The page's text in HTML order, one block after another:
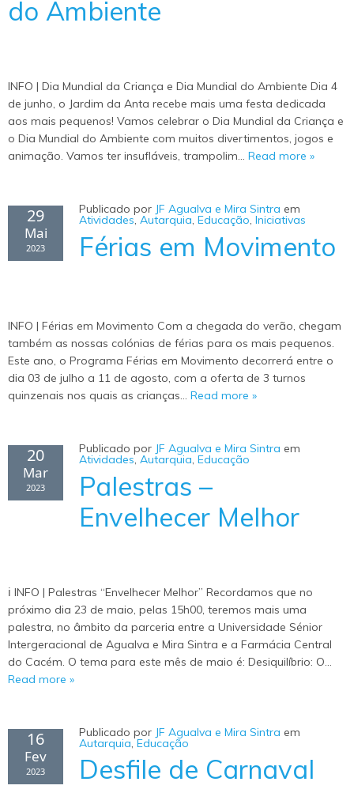
do Ambiente
INFO | Dia Mundial da Criança e Dia Mundial do Ambiente Dia 4
de junho, o Jardim da Anta recebe mais uma festa dedicada
aos mais pequenos! Vamos celebrar o Dia Mundial da Criança e
o Dia Mundial do Ambiente com muitos divertimentos, jogos e
animação. Vamos ter insufláveis, trampolim… Read more »
29
Mai
2023
Publicado por JF Agualva e Mira Sintra em
Atividades, Autarquia, Educação, Iniciativas
Férias em Movimento
INFO | Férias em Movimento Com a chegada do verão, chegam
também as nossas colónias de férias para os mais pequenos.
Este ano, o Programa Férias em Movimento decorrerá entre o
dia 03 de julho a 11 de agosto, com a oferta de 3 turnos
quinzenais nos quais as crianças… Read more »
20
Mar
2023
Publicado por JF Agualva e Mira Sintra em
Atividades, Autarquia, Educação
Palestras –
Envelhecer Melhor
ℹ️ INFO | Palestras “Envelhecer Melhor” Recordamos que no
próximo dia 23 de maio, pelas 15h00, teremos mais uma
palestra, no âmbito da parceria entre a Universidade Sénior
Intergeracional de Agualva e Mira Sintra e a Farmácia Central
do Cacém. O tema para este mês de maio é: Desiquilíbrio: O…
Read more »
16
Fev
2023
Publicado por JF Agualva e Mira Sintra em
Autarquia ,Educação
Desfile de Carnaval